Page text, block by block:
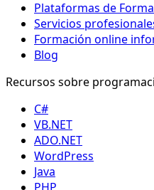
Plataformas de
Servicios
Formación online
Blog
Recursos sobre
C#
VB.NET
ADO.NET
WordPress
Java
PHP